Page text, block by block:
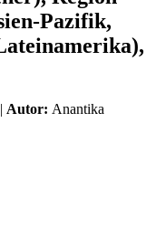
Pazifik,
| Autor: Anantika